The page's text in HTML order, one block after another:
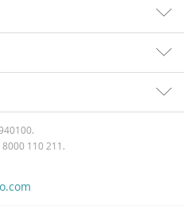
110 211.